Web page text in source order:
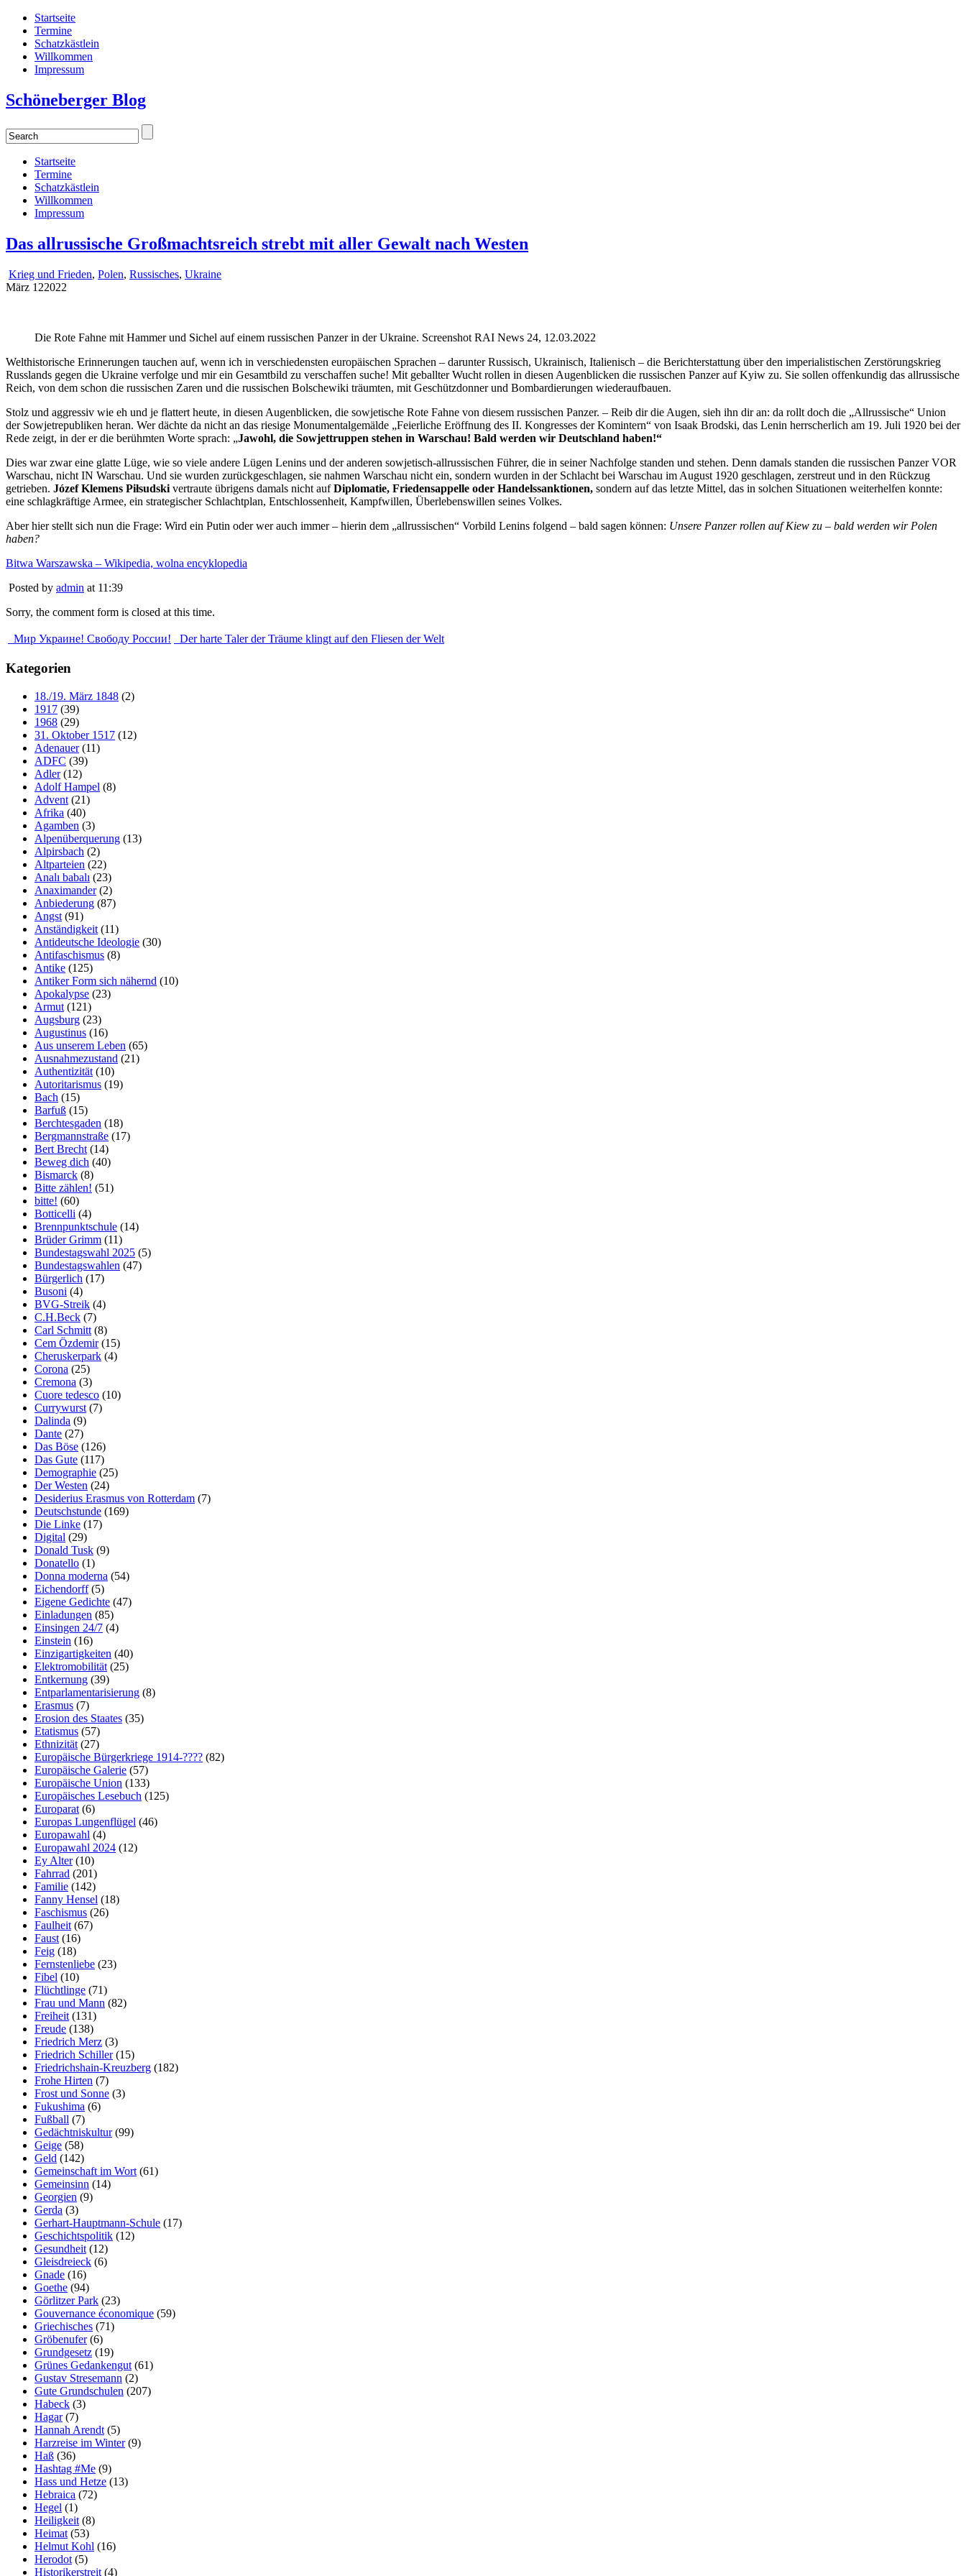
Startseite
Termine
Schatzkästlein
Willkommen
Impressum
Schöneberger Blog
Startseite
Termine
Schatzkästlein
Willkommen
Impressum
Das allrussische Großmachtsreich strebt mit aller Gewalt nach Westen
Krieg und Frieden, Polen, Russisches, Ukraine
März 122022
Die Rote Fahne mit Hammer und Sichel auf einem russischen Panzer in der Ukraine. Screenshot RAI News 24, 12.03.2022
Welthistorische Erinnerungen tauchen auf, wenn ich in verschiedensten europäischen Sprachen – darunter Russisch, Ukrainisch, Italienisch – die Berichterstattung über den imperialistischen Zerstörungskrieg
Russlands gegen die Ukraine verfolge und mir ein Gesamtbild zu verschaffen suche! Mit geballter Wucht rollen in diesen Augenblicken die russischen Panzer auf Kyiw zu. Sie sollen offenkundig das allrussische
Reich, von dem schon die russischen Zaren und die russischen Bolschewiki träumten, mit Geschützdonner und Bombardierungen wiederaufbauen.
Stolz und aggressiv wie eh und je flattert heute, in diesen Augenblicken, die sowjetische Rote Fahne von diesem russischen Panzer. – Reib dir die Augen, sieh ihn dir an: da rollt doch die „Allrussische“ Union
der Sowjetrepubliken heran. Wer dächte da nicht an das riesige Monumentalgemälde „Feierliche Eröffnung des II. Kongresses der Komintern“ von Isaak Brodski, das Lenin herrscherlich am 19. Juli 1920 bei der
Rede zeigt, in der er die berühmten Worte sprach: „Jawohl, die Sowjettruppen stehen in Warschau! Bald werden wir Deutschland haben!“
Dies war zwar eine glatte Lüge, wie so viele andere Lügen Lenins und der anderen sowjetisch-allrussischen Führer, die in seiner Nachfolge standen und stehen. Denn damals standen die russischen Panzer VOR
Warschau, nicht IN Warschau. Und sie wurden zurückgeschlagen, sie nahmen Warschau nicht ein, sondern wurden in der Schlacht bei Warschau im August 1920 geschlagen, zerstreut und in den Rückzug
getrieben. Józef Klemens Piłsudski vertraute übrigens damals nicht aufDiplomatie, Friedensappelle oder Handelssanktionen, sondern auf das letzte Mittel, das in solchen Situationen weiterhelfen konnte:
eine schlagkräftige Armee, ein strategischer Schlachtplan, Entschlossenheit, Kampfwillen, Überlebenswillen seines Volkes.
Aber hier stellt sich nun die Frage: Wird ein Putin oder wer auch immer – hierin dem „allrussischen“ Vorbild Lenins folgend – bald sagen können: Unsere Panzer rollen auf Kiew zu – bald werden wir Polen
haben?
Bitwa Warszawska – Wikipedia, wolna encyklopedia
Posted by admin at 11:39
Sorry, the comment form is closed at this time.
Мир Украине! Свободу России! Der harte Taler der Träume klingt auf den Fliesen der Welt
Kategorien
18./19. März 1848 (2)
1917 (39)
1968 (29)
31. Oktober 1517 (12)
Adenauer(11)
ADFC (39)
Adler(12)
Adolf Hampel (8)
Advent (21)
Afrika (40)
Agamben (3)
Alpenüberquerung (13)
Alpirsbach (2)
Altparteien (22)
Analı babalı (23)
Anaximander(2)
Anbiederung (87)
Angst (91)
Anständigkeit (11)
Antideutsche Ideologie (30)
Antifaschismus (8)
Antike (125)
Antiker Form sich nähernd (10)
Apokalypse (23)
Armut (121)
Augsburg (23)
Augustinus (16)
Aus unserem Leben (65)
Ausnahmezustand (21)
Authentizität (10)
Autoritarismus (19)
Bach (15)
Barfuß (15)
Berchtesgaden (18)
Bergmannstraße (17)
Bert Brecht (14)
Beweg dich (40)
Bismarck (8)
Bitte zählen! (51)
bitte! (60)
Botticelli (4)
Brennpunktschule (14)
Brüder Grimm (11)
Bundestagswahl 2025 (5)
Bundestagswahlen (47)
Bürgerlich (17)
Busoni (4)
BVG-Streik (4)
C.H.Beck (7)
Carl Schmitt (8)
Cem Özdemir(15)
Cheruskerpark (4)
Corona (25)
Cremona (3)
Cuore tedesco (10)
Currywurst (7)
Dalinda (9)
Dante (27)
Das Böse (126)
Das Gute (117)
Demographie (25)
Der Westen (24)
Desiderius Erasmus von Rotterdam (7)
Deutschstunde (169)
Die Linke (17)
Digital (29)
Donald Tusk (9)
Donatello (1)
Donna moderna (54)
Eichendorff(5)
Eigene Gedichte (47)
Einladungen (85)
Einsingen 24/7 (4)
Einstein (16)
Einzigartigkeiten (40)
Elektromobilität (25)
Entkernung (39)
Entparlamentarisierung (8)
Erasmus (7)
Erosion des Staates (35)
Etatismus (57)
Ethnizität (27)
Europäische Bürgerkriege 1914-???? (82)
Europäische Galerie (57)
Europäische Union (133)
Europäisches Lesebuch (125)
Europarat (6)
Europas Lungenflügel (46)
Europawahl (4)
Europawahl 2024 (12)
Ey Alter(10)
Fahrrad (201)
Familie (142)
Fanny Hensel (18)
Faschismus (26)
Faulheit (67)
Faust (16)
Feig (18)
Fernstenliebe (23)
Fibel (10)
Flüchtlinge (71)
Frau und Mann (82)
Freiheit (131)
Freude (138)
Friedrich Merz (3)
Friedrich Schiller(15)
Friedrichshain-Kreuzberg (182)
Frohe Hirten (7)
Frost und Sonne (3)
Fukushima (6)
Fußball (7)
Gedächtniskultur(99)
Geige (58)
Geld (142)
Gemeinschaft im Wort (61)
Gemeinsinn (14)
Georgien (9)
Gerda (3)
Gerhart-Hauptmann-Schule (17)
Geschichtspolitik (12)
Gesundheit (12)
Gleisdreieck (6)
Gnade (16)
Goethe (94)
Görlitzer Park (23)
Gouvernance économique (59)
Griechisches (71)
Gröbenufer(6)
Grundgesetz (19)
Grünes Gedankengut (61)
Gustav Stresemann (2)
Gute Grundschulen (207)
Habeck (3)
Hagar(7)
Hannah Arendt (5)
Harzreise im Winter(9)
Haß (36)
Hashtag #Me (9)
Hass und Hetze (13)
Hebraica (72)
Hegel (1)
Heiligkeit (8)
Heimat (53)
Helmut Kohl (16)
Herodot (5)
Historikerstreit (4)